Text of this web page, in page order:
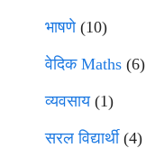
भाषणे(10)
वेदिक Maths (6)
व्यवसाय(1)
सरल विद्यार्थी(4)